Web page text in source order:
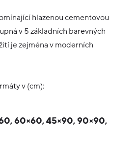
hlazenou cementovou
v 5 základních barevných
je zejména v moderních
v (cm):
60×60, 45×90, 90×90,